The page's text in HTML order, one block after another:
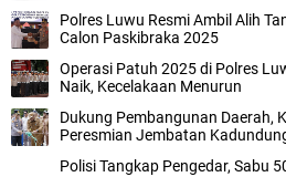
Polres Luwu Resmi Ambil Alih
Calon Paskibraka 2025
Operasi Patuh 2025 di Polres
Naik, Kecelakaan Menurun
Dukung Pembangunan Daerah,
Peresmian Jembatan
Polisi Tangkap Pengedar, Sabu